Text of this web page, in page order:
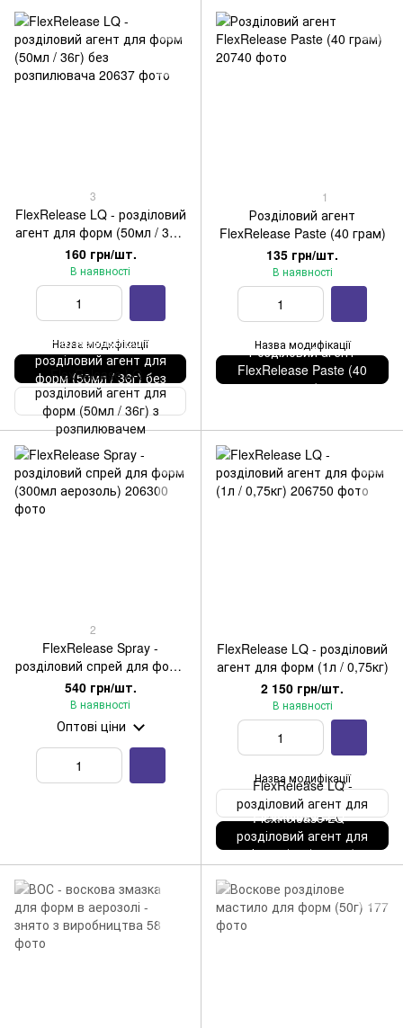
3
FlexRelease LQ - розділовий
агент для форм (50мл / 36г)
без розпилювача
160 грн/шт.
В наявності
Назва модифікації
FlexRelease LQ -
розділовий агент для
форм (50мл / 36г) без
розпилювача
FlexRelease LQ -
розділовий агент для
форм (50мл / 36г) з
розпилювачем
1
Розділовий агент
FlexRelease Paste (40 грам)
135 грн/шт.
В наявності
Назва модифікації
Розділовий агент
FlexRelease Paste (40
грам)
2
FlexRelease Spray -
розділовий спрей для форм
(300мл аерозоль)
540 грн/шт.
В наявності
Оптові ціни
FlexRelease LQ - розділовий
агент для форм (1л / 0,75кг)
2 150 грн/шт.
В наявності
Назва модифікації
FlexRelease LQ -
розділовий агент для
форм (3,5кг)
FlexRelease LQ -
розділовий агент для
форм (1л / 0,75кг)